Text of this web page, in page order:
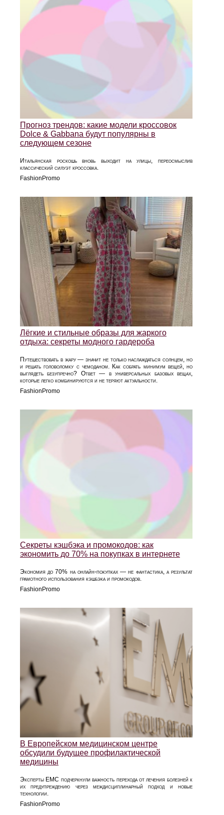
Прогноз трендов: какие модели кроссовок
Dolce & Gabbana будут популярны в
следующем сезоне
Итальянская роскошь вновь выходит на улицы, переосмыслив
классический силуэт кроссовка.
FashionPromo
Лёгкие и стильные образы для жаркого
отдыха: секреты модного гардероба
Путешествовать в жару — значит не только наслаждаться солнцем, но
и решать головоломку с чемоданом. Как собрать минимум вещей, но
выглядеть безупречно? Ответ — в универсальных базовых вещах,
которые легко комбинируются и не теряют актуальности.
FashionPromo
Секреты кэшбэка и промокодов: как
экономить до 70% на покупках в интернете
Экономия до 70% на онлайн-покупках — не фантастика, а результат
грамотного использования кэшбэка и промокодов.
FashionPromo
В Европейском медицинском центре
обсудили будущее профилактической
медицины
Эксперты EMC подчеркнули важность перехода от лечения болезней к
их предупреждению через междисциплинарный подход и новые
технологии.
FashionPromo